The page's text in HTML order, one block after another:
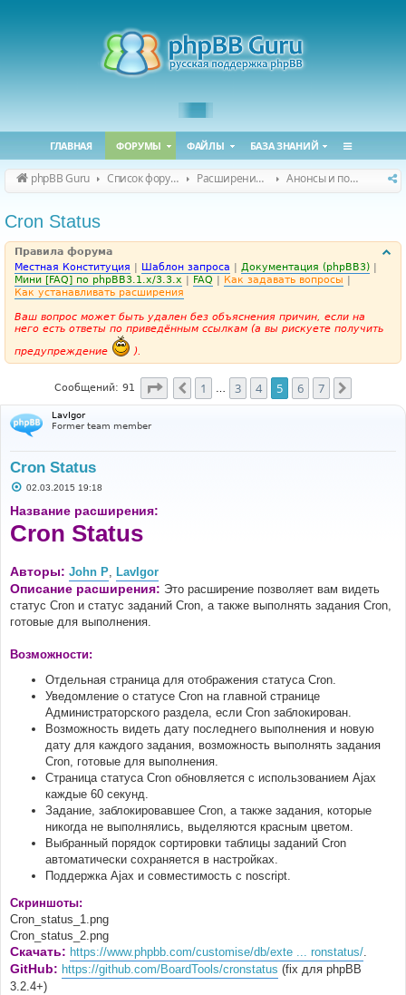
ГЛАВНАЯ ФОРУМЫ ФАЙЛЫ БАЗА ЗНАНИЙ
phpBB Guru Список форумов Расширения phpBB Анонсы и поддержка расширений для phpBB
Cron Status
Правила форума
Местная Конституция | Шаблон запроса | Документация (phpBB3) |
Мини [FAQ] по phpBB3.1.x/3.3.x | FAQ | Как задавать вопросы |
Как устанавливать расширения
Ваш вопрос может быть удален без объяснения причин, если на
него есть ответы по приведённым ссылкам (а вы рискуете получить
предупреждение
).
Сообщений: 91 Страница5 из
Пред.
1 3 4 5 6 7
LavIgor
Former team member
Cron Status
С
о
б
щ
е
е
02.03.2015 19:18
Название расширения:
Cron Status
Авторы: John P, LavIgor
Описание расширения: Это расширение позволяет вам видеть
статус Cron и статус заданий Cron, а также выполнять задания Cron,
готовые для выполнения.
Возможности:
Отдельная страница для отображения статуса Cron.
Уведомление о статусе Cron на главной странице
Администраторского раздела, если Cron заблокирован.
Возможность видеть дату последнего выполнения и новую
дату для каждого задания, возможность выполнять задания
Cron, готовые для выполнения.
Страница статуса Cron обновляется с использованием Ajax
каждые 60 секунд.
Задание, заблокировавшее Cron, а также задания, которые
никогда не выполнялись, выделяются красным цветом.
Выбранный порядок сортировки таблицы заданий Cron
автоматически сохраняется в настройках.
Поддержка Ajax и совместимость с noscript.
Скриншоты:
Cron_status_1.png
Cron_status_2.png
Скачать: https://www.phpbb.com/customise/db/exte ... ronstatus/.
GitHub: https://github.com/BoardTools/cronstatus (fix для phpBB
3.2.4+)